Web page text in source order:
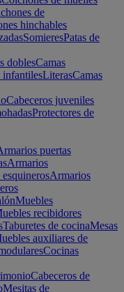
de
hinchables
SomieresPatas de
doblesCamas
infantilesLiterasCamas
Cabeceros juveniles
Protectores de
puertas
Armarios
Armarios
Muebles
recibidores
Taburetes de cocinaMesas
auxiliares de
Cocinas
Cabeceros de
Mesitas de